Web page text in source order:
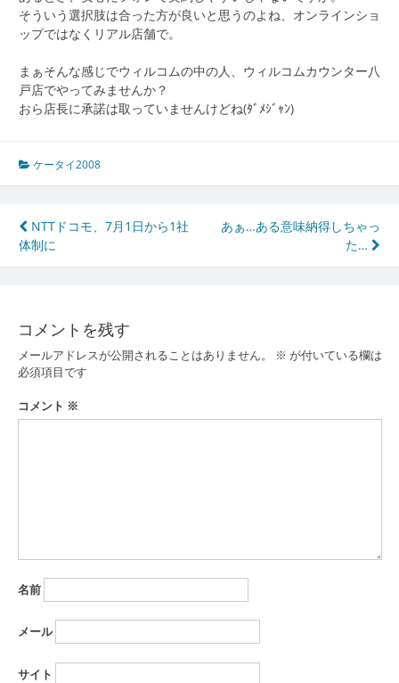
そういう選択肢は合った方が良いと思うのよね、オンラインショ
ップではなくリアル店舗で。
まぁそんな感じでウィルコムの中の人、ウィルコムカウンター八
戸店でやってみませんか？
おら店長に承諾は取っていませんけどね(ﾀﾞﾒｼﾞｬﾝ)
ケータイ2008
投
稿
ビ
ゲ
ー
シ
NTTドコモ、7月1日から1社
体制に
あぁ…ある意味納得しちゃっ
た…
コメントを残す
メールアドレスが公開されることはありません。 ※ が付いている欄は
必須項目です
コメント ※
名前
メール
サイト